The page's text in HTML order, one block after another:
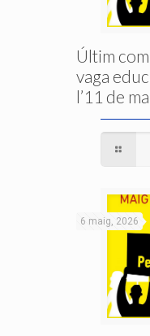
Últim
vaga
l’11 de
6 maig, 2026